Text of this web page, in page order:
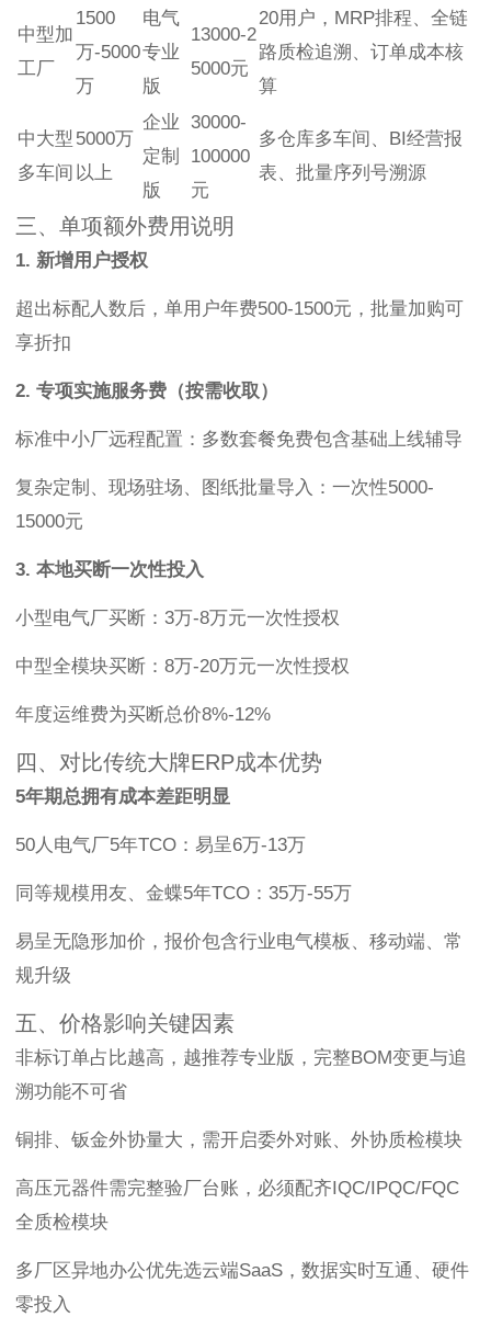
中型加
工厂
1500
万-5000
万
电气
专业
版
13000-2
5000元
20用户，MRP排程、全链
路质检追溯、订单成本核
算
中大型
多车间
5000万
以上
企业
定制
版
30000-
100000
元
多仓库多车间、BI经营报
表、批量序列号溯源
三、单项额外费用说明
1. 新增用户授权
超出标配人数后，单用户年费500-1500元，批量加购可
享折扣
2. 专项实施服务费（按需收取）
标准中小厂远程配置：多数套餐免费包含基础上线辅导
复杂定制、现场驻场、图纸批量导入：一次性5000-
15000元
3. 本地买断一次性投入
小型电气厂买断：3万-8万元一次性授权
中型全模块买断：8万-20万元一次性授权
年度运维费为买断总价8%-12%
四、对比传统大牌ERP成本优势
5年期总拥有成本差距明显
50人电气厂5年TCO：易呈6万-13万
同等规模用友、金蝶5年TCO：35万-55万
易呈无隐形加价，报价包含行业电气模板、移动端、常
规升级
五、价格影响关键因素
非标订单占比越高，越推荐专业版，完整BOM变更与追
溯功能不可省
铜排、钣金外协量大，需开启委外对账、外协质检模块
高压元器件需完整验厂台账，必须配齐IQC/IPQC/FQC
全质检模块
多厂区异地办公优先选云端SaaS，数据实时互通、硬件
零投入